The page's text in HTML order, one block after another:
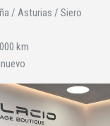
/ Asturias / Siero
km